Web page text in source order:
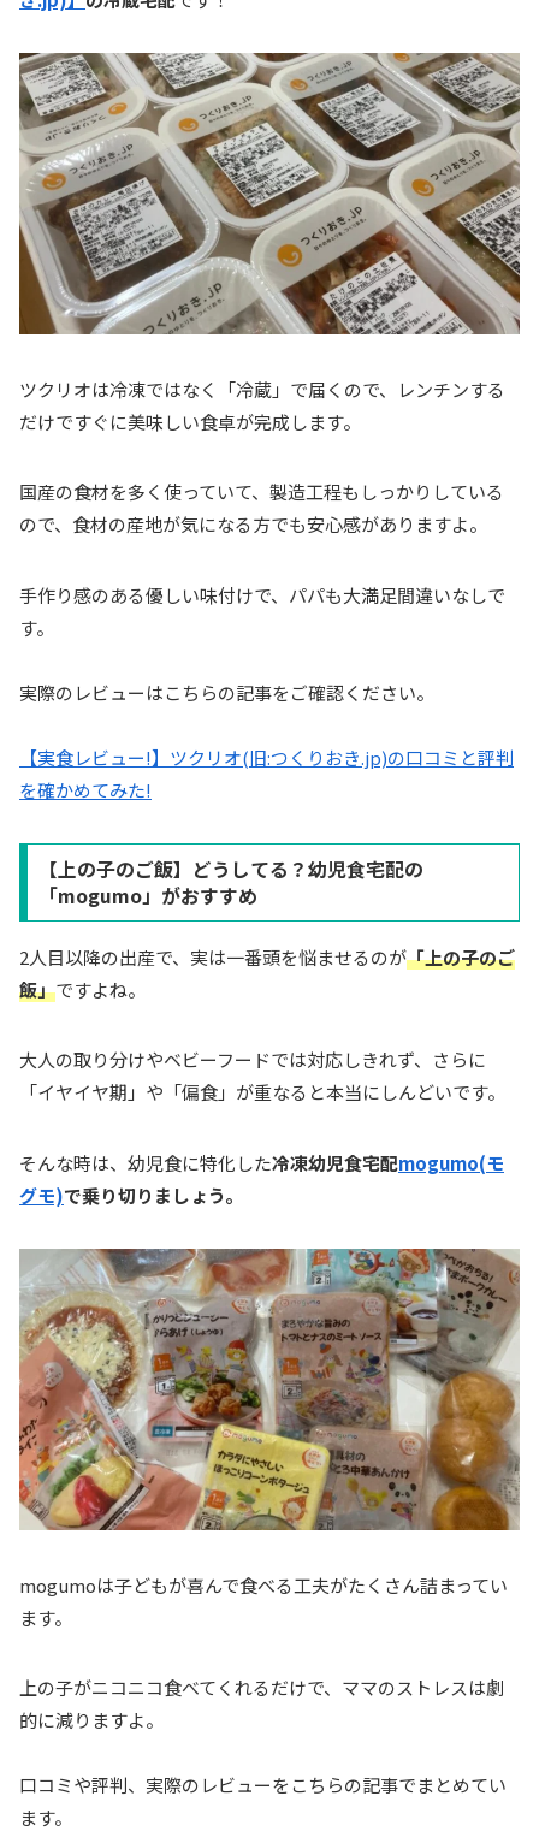
ツクリオは冷凍ではなく「冷蔵」で届くので、レンチンする
だけですぐに美味しい食卓が完成します。
国産の食材を多く使っていて、製造工程もしっかりしている
ので、食材の産地が気になる方でも安心感がありますよ。
手作り感のある優しい味付けで、パパも大満足間違いなしで
す。
実際のレビューはこちらの記事をご確認ください。
【実食レビュー!】ツクリオ(旧:つくりおき.jp)の口コミと評判
を確かめてみた!
【上の子のご飯】どうしてる？幼児食宅配の
「mogumo」がおすすめ
2人目以降の出産で、実は一番頭を悩ませるのが「上の子のご
飯」ですよね。
大人の取り分けやベビーフードでは対応しきれず、さらに
「イヤイヤ期」や「偏食」が重なると本当にしんどいです。
そんな時は、幼児食に特化した冷凍幼児食宅配mogumo(モ
グモ)で乗り切りましょう。
mogumoは子どもが喜んで食べる工夫がたくさん詰まってい
ます。
上の子がニコニコ食べてくれるだけで、ママのストレスは劇
的に減りますよ。
口コミや評判、実際のレビューをこちらの記事でまとめてい
ます。